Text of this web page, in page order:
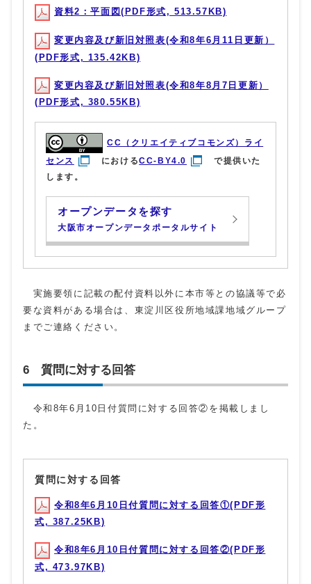
資料2：平面図(PDF形式, 513.57KB)
変更内容及び新旧対照表(令和8年6月11日更新）
(PDF形式, 135.42KB)
変更内容及び新旧対照表(令和8年8月7日更新）
(PDF形式, 380.55KB)
CC（クリエイティブコモンズ）ライ
センス
におけるCC-BY4.0
で提供いた
します。
オープンデータを探す
大阪市オープンデータポータルサイト
実施要領に記載の配付資料以外に本市等との協議等で必
要な資料がある場合は、東淀川区役所地域課地域グループ
までご連絡ください。
6 質問に対する回答
令和8年6月10日付質問に対する回答②を掲載しまし
た。
質問に対する回答
令和8年6月10日付質問に対する回答①(PDF形
式, 387.25KB)
令和8年6月10日付質問に対する回答②(PDF形
式, 473.97KB)